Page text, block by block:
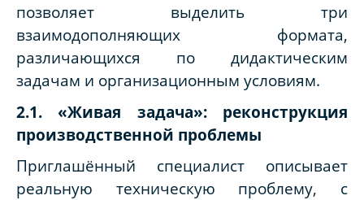
позволяет выделить три
взаимодополняющих формата,
различающихся по дидактическим
задачам и организационным условиям.
2.1. «Живая задача»: реконструкция
производственной проблемы
Приглашённый специалист описывает
реальную техническую проблему, с